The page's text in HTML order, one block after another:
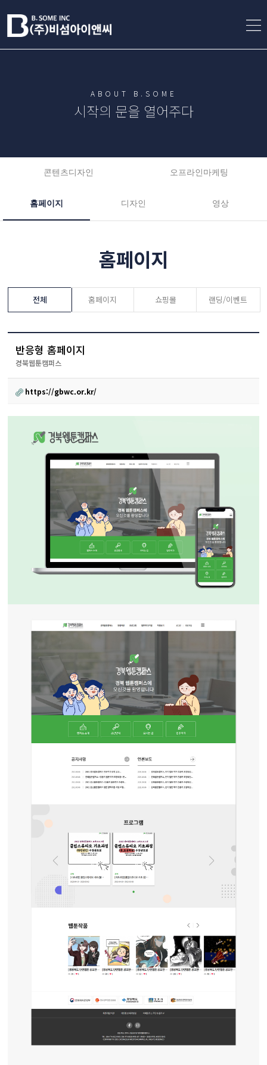
ABOUT B.SOME
시작의 문을 열어주다
콘텐츠디자인 오프라인마케팅
홈페이지 디자인 영상
홈페이지
전체 홈페이지 쇼핑몰 랜딩/이벤트
반응형 홈페이지
경북웹툰캠퍼스
https://gbwc.or.kr/